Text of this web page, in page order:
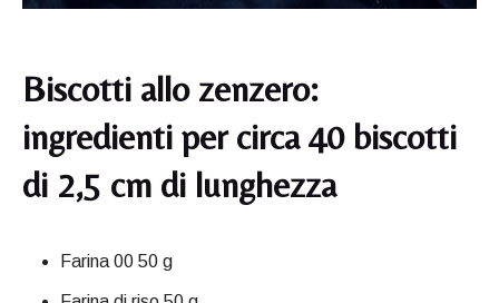
Biscotti allo zenzero:
ingredienti per circa 40 biscotti
di 2,5 cm di lunghezza
Farina 00 50 g